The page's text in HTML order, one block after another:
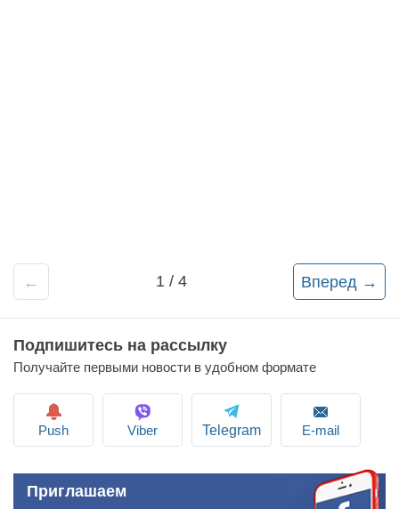
← 1 / 4 Вперед →
Подпишитесь на рассылку
Получайте первыми новости в удобном формате
Push Viber Telegram E-mail
Приглашаем